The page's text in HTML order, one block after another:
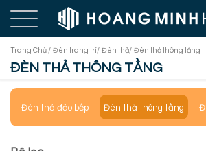
Trang Chủ / Đèn trang trí/ Đèn thả/ Đèn thả thông tầng
ĐÈN THẢ THÔNG TẦNG
Đèn thả đảo bếp Đèn thả thông tầng